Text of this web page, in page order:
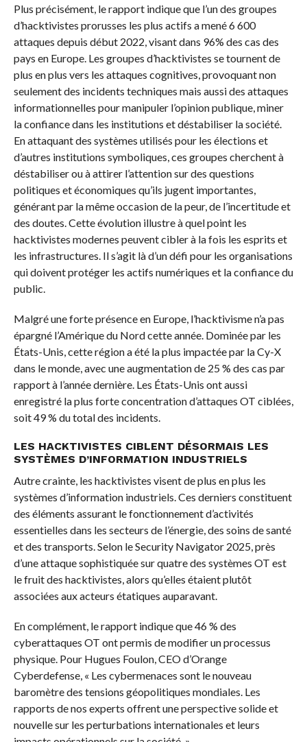
Plus précisément, le rapport indique que l’un des groupes
d’hacktivistes prorusses les plus actifs a mené 6 600
attaques depuis début 2022, visant dans 96% des cas des
pays en Europe. Les groupes d’hacktivistes se tournent de
plus en plus vers les attaques cognitives, provoquant non
seulement des incidents techniques mais aussi des attaques
informationnelles pour manipuler l’opinion publique, miner
la confiance dans les institutions et déstabiliser la société.
En attaquant des systèmes utilisés pour les élections et
d’autres institutions symboliques, ces groupes cherchent à
déstabiliser ou à attirer l’attention sur des questions
politiques et économiques qu’ils jugent importantes,
générant par la même occasion de la peur, de l’incertitude et
des doutes. Cette évolution illustre à quel point les
hacktivistes modernes peuvent cibler à la fois les esprits et
les infrastructures. Il s’agit là d’un défi pour les organisations
qui doivent protéger les actifs numériques et la confiance du
public.
Malgré une forte présence en Europe, l’hacktivisme n’a pas
épargné l’Amérique du Nord cette année. Dominée par les
États-Unis, cette région a été la plus impactée par la Cy-X
dans le monde, avec une augmentation de 25 % des cas par
rapport à l’année dernière. Les États-Unis ont aussi
enregistré la plus forte concentration d’attaques OT ciblées,
soit 49 % du total des incidents.
LES HACKTIVISTES CIBLENT DÉSORMAIS LES
SYSTÈMES D’INFORMATION INDUSTRIELS
Autre crainte, les hacktivistes visent de plus en plus les
systèmes d’information industriels. Ces derniers constituent
des éléments assurant le fonctionnement d’activités
essentielles dans les secteurs de l’énergie, des soins de santé
et des transports. Selon le Security Navigator 2025, près
d’une attaque sophistiquée sur quatre des systèmes OT est
le fruit des hacktivistes, alors qu’elles étaient plutôt
associées aux acteurs étatiques auparavant.
En complément, le rapport indique que 46 % des
cyberattaques OT ont permis de modifier un processus
physique. Pour Hugues Foulon, CEO d’Orange
Cyberdefense, « Les cybermenaces sont le nouveau
baromètre des tensions géopolitiques mondiales. Les
rapports de nos experts offrent une perspective solide et
nouvelle sur les perturbations internationales et leurs